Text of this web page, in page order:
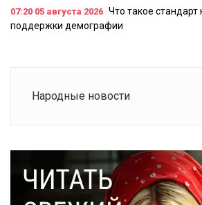
07:20 05 августа 2026 Что такое стандарт
поддержки демографии
Народные новости